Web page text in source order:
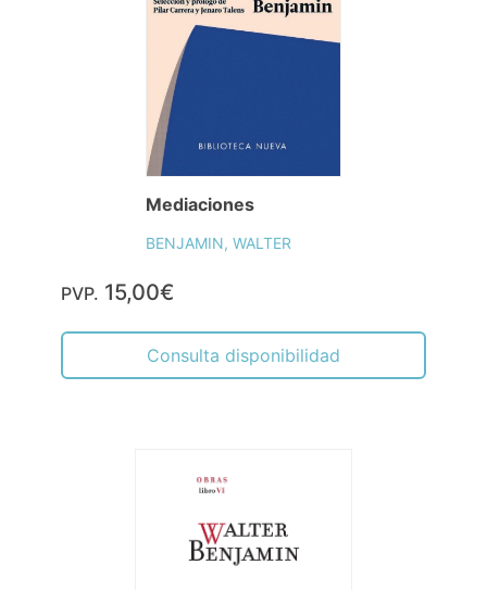
Mediaciones
BENJAMIN, WALTER
PVP. 15,00€
Consulta disponibilidad